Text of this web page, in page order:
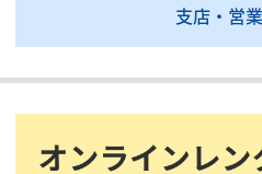
洗浄水タンク容量(L)
20
がございます。詳しい仕様につきましては
商品説明・特徴
支店・営